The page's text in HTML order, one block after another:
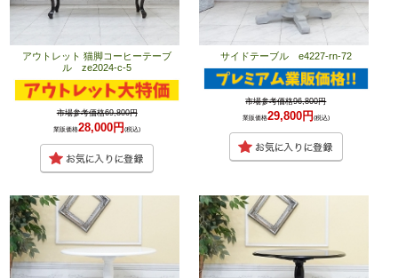
アウトレット 猫脚コーヒーテーブ
ル ze2024-c-5
市場参考価格69,800円
業販価格28,000円(税込)
サイドテーブル e4227-rn-72
市場参考価格96,800円
業販価格29,800円 (税込)